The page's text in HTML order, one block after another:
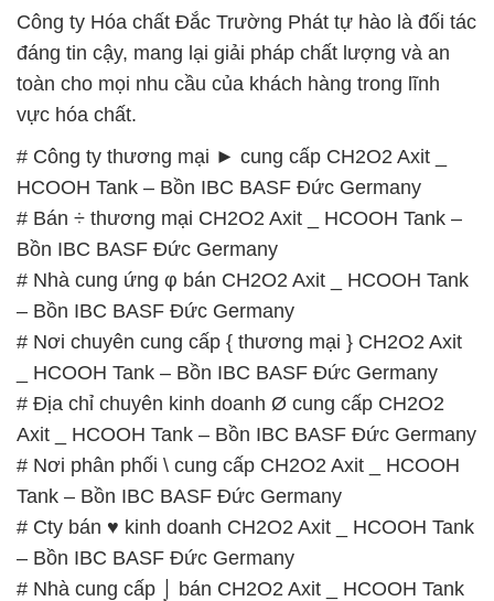
Công ty Hóa chất Đắc Trường Phát tự hào là đối tác
đáng tin cậy, mang lại giải pháp chất lượng và an
toàn cho mọi nhu cầu của khách hàng trong lĩnh
vực hóa chất.
# Công ty thương mại ► cung cấp CH2O2 Axit _
HCOOH Tank – Bồn IBC BASF Đức Germany
# Bán ÷ thương mại CH2O2 Axit _ HCOOH Tank –
Bồn IBC BASF Đức Germany
# Nhà cung ứng φ bán CH2O2 Axit _ HCOOH Tank
– Bồn IBC BASF Đức Germany
# Nơi chuyên cung cấp { thương mại } CH2O2 Axit
_ HCOOH Tank – Bồn IBC BASF Đức Germany
# Địa chỉ chuyên kinh doanh Ø cung cấp CH2O2
Axit _ HCOOH Tank – Bồn IBC BASF Đức Germany
# Nơi phân phối \ cung cấp CH2O2 Axit _ HCOOH
Tank – Bồn IBC BASF Đức Germany
# Cty bán ♥ kinh doanh CH2O2 Axit _ HCOOH Tank
– Bồn IBC BASF Đức Germany
# Nhà cung cấp ⌡ bán CH2O2 Axit _ HCOOH Tank